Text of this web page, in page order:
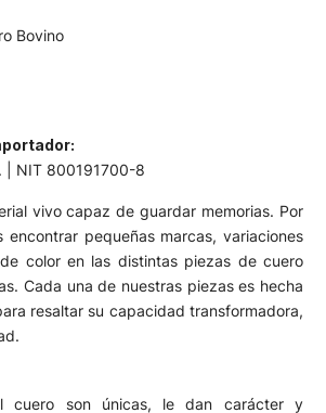
Bovino
| NIT 800191700-8
vivo capaz de guardar memorias. Por
encontrar pequeñas marcas, variaciones
color en las distintas piezas de cuero
Cada una de nuestras piezas es hecha
resaltar su capacidad transformadora,
cuero son únicas, le dan carácter y